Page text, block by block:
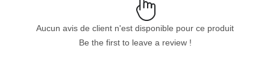
Aucun avis de client n'est disponible pour ce produit
Be the first to leave a review !